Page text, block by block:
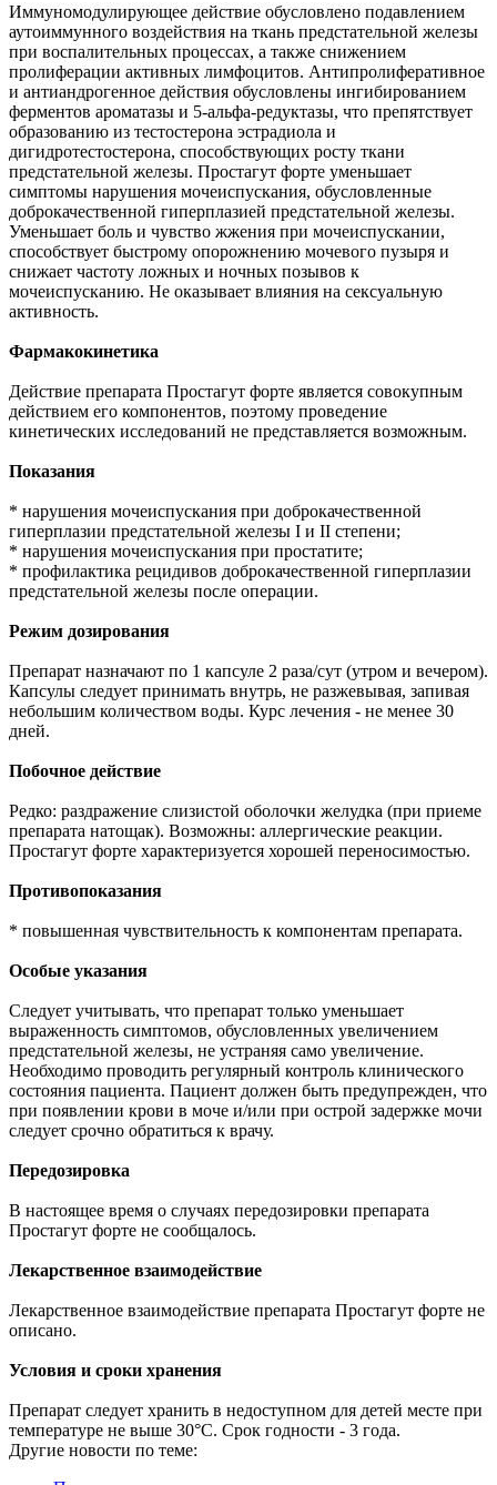
Иммуномодулирующее действие обусловлено подавлением
аутоиммунного воздействия на ткань предстательной железы
при воспалительных процессах, а также снижением
пролиферации активных лимфоцитов. Антипролиферативное
и антиандрогенное действия обусловлены ингибированием
ферментов ароматазы и 5-альфа-редуктазы, что препятствует
образованию из тестостерона эстрадиола и
дигидротестостерона, способствующих росту ткани
предстательной железы. Простагут форте уменьшает
симптомы нарушения мочеиспускания, обусловленные
доброкачественной гиперплазией предстательной железы.
Уменьшает боль и чувство жжения при мочеиспускании,
способствует быстрому опорожнению мочевого пузыря и
снижает частоту ложных и ночных позывов к
мочеиспусканию. Не оказывает влияния на сексуальную
активность.
Фармакокинетика
Действие препарата Простагут форте является совокупным
действием его компонентов, поэтому проведение
кинетических исследований не представляется возможным.
Показания
* нарушения мочеиспускания при доброкачественной
гиперплазии предстательной железы I и II степени;
* нарушения мочеиспускания при простатите;
* профилактика рецидивов доброкачественной гиперплазии
предстательной железы после операции.
Режим дозирования
Препарат назначают по 1 капсуле 2 раза/сут (утром и вечером).
Капсулы следует принимать внутрь, не разжевывая, запивая
небольшим количеством воды. Курс лечения - не менее 30
дней.
Побочное действие
Редко: раздражение слизистой оболочки желудка (при приеме
препарата натощак). Возможны: аллергические реакции.
Простагут форте характеризуется хорошей переносимостью.
Противопоказания
* повышенная чувствительность к компонентам препарата.
Особые указания
Следует учитывать, что препарат только уменьшает
выраженность симптомов, обусловленных увеличением
предстательной железы, не устраняя само увеличение.
Необходимо проводить регулярный контроль клинического
состояния пациента. Пациент должен быть предупрежден, что
при появлении крови в моче и/или при острой задержке мочи
следует срочно обратиться к врачу.
Передозировка
В настоящее время о случаях передозировки препарата
Простагут форте не сообщалось.
Лекарственное взаимодействие
Лекарственное взаимодействие препарата Простагут форте не
описано.
Условия и сроки хранения
Препарат следует хранить в недоступном для детей месте при
температуре не выше 30°С. Срок годности - 3 года.
Другие новости по теме: